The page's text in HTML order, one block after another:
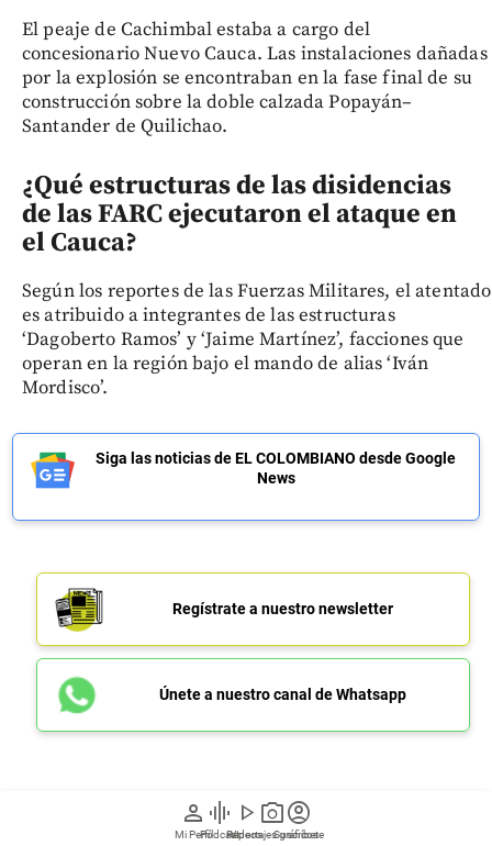
person
Mi Perfil
graphic_eq
Pódcast
play_arrow
Videos
photo_camera
Reportajes gráficos
account_circle
Suscríbete
El peaje de Cachimbal estaba a cargo del
concesionario Nuevo Cauca. Las instalaciones dañadas
por la explosión se encontraban en la fase final de su
construcción sobre la doble calzada Popayán–
Santander de Quilichao.
¿Qué estructuras de las disidencias
de las FARC ejecutaron el ataque en
el Cauca?
Según los reportes de las Fuerzas Militares, el atentado
es atribuido a integrantes de las estructuras
‘Dagoberto Ramos’ y ‘Jaime Martínez’, facciones que
operan en la región bajo el mando de alias ‘Iván
Mordisco’.
Siga las noticias de EL COLOMBIANO desde Google
News
Regístrate a nuestro newsletter
Únete a nuestro canal de Whatsapp
De la Espriella anuncia “mano